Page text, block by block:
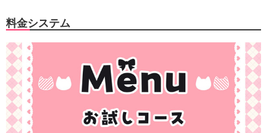
料金システム